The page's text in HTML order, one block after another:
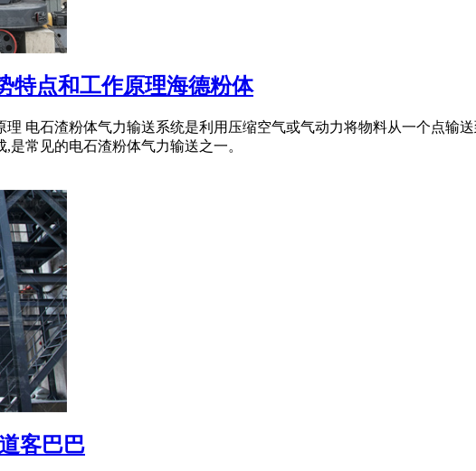
特点和工作原理海德粉体
电石渣粉体气力输送系统是利用压缩空气或气动力将物料从一个点输
常见的电石渣粉体气力输送之一。
客巴巴